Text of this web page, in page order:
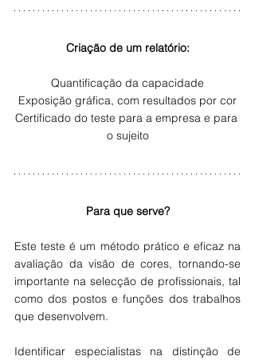
Criação de um relatório:
Quantificação da capacidade
Exposição gráfica, com resultados por cor
Certificado do teste para a empresa e para
o sujeito
Para que serve?
Este teste é um método prático e eficaz na
avaliação da visão de cores, tornando-se
importante na selecção de profissionais, tal
como dos postos e funções dos trabalhos
que desenvolvem.
Identificar especialistas na distinção de